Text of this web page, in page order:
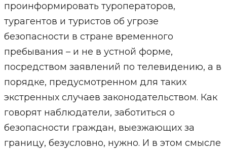
проинформировать туроператоров,
турагентов и туристов об угрозе
безопасности в стране временного
пребывания – и не в устной форме,
посредством заявлений по телевидению, а в
порядке, предусмотренном для таких
экстренных случаев законодательством. Как
говорят наблюдатели, заботиться о
безопасности граждан, выезжающих за
границу, безусловно, нужно. И в этом смысле